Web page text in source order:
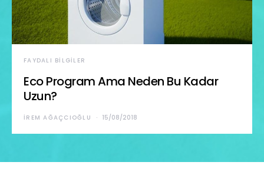
FAYDALI BILGILER
Eco Program Ama Neden Bu Kadar
Uzun?
İREM AĞAÇCIOĞLU 15/08/2018